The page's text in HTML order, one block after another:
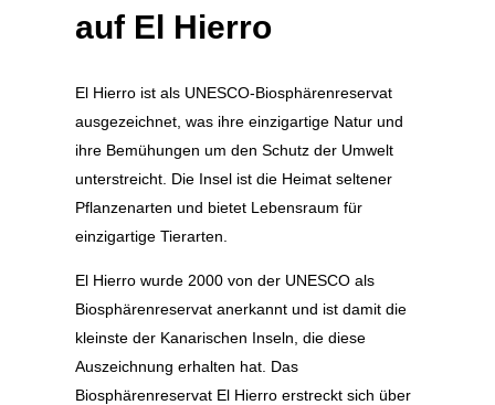
auf El Hierro
El Hierro ist als UNESCO-Biosphärenreservat
ausgezeichnet, was ihre einzigartige Natur und
ihre Bemühungen um den Schutz der Umwelt
unterstreicht. Die Insel ist die Heimat seltener
Pflanzenarten und bietet Lebensraum für
einzigartige Tierarten.
El Hierro wurde 2000 von der UNESCO als
Biosphärenreservat anerkannt und ist damit die
kleinste der Kanarischen Inseln, die diese
Auszeichnung erhalten hat. Das
Biosphärenreservat El Hierro erstreckt sich über